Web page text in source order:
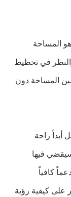
المساحة
في تخطيط
المساحة دون
أبداً راحة
فيها
كافياً
على كيفية رؤية